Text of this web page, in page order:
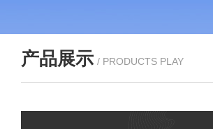
产品展示 / PRODUCTS PLAY